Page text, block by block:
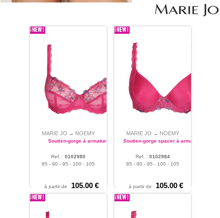
tulle transparent, créant un
effet visuel à la fois léger et
courbes avec élégance, tout
en assurant un confort
optimal au quotidien.
Déclinée en plusieurs
formes - du soutien-gorge
balconnet au slip brésilien -
Noemy Fuchsia Fiesta
s’adresse également aux
taille. La collection Noemy
formes variées La collection
Noemy propose de
slip, string, shorty, culotte,
MARIE JO → NOEMY
Soutien-gorge à armatures
Ref. : 0102980
85 - 90 - 95 - 100 - 105
à partir de 105.00 €
MARIE JO → NOEMY
Soutien-gorge spacer à armatures
Ref. : 0102984
85 - 90 - 95 - 100 - 105
à partir de 105.00 €